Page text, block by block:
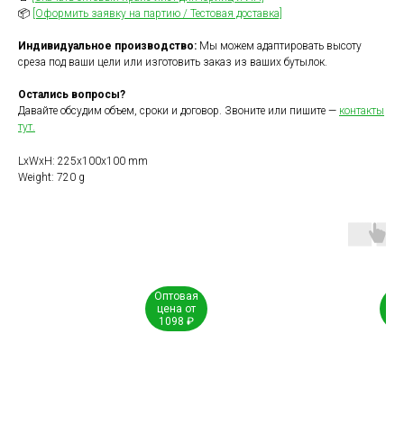
📦 [Оформить заявку на партию / Тестовая доставка]
Индивидуальное производство: Мы можем адаптировать высоту
среза под ваши цели или изготовить заказ из ваших бутылок.
Остались вопросы?
Давайте обсудим объем, сроки и договор. Звоните или пишите — контакты
тут.
LxWxH: 225x100x100 mm
Weight: 720 g
Оптовая
цена от
1098 ₽